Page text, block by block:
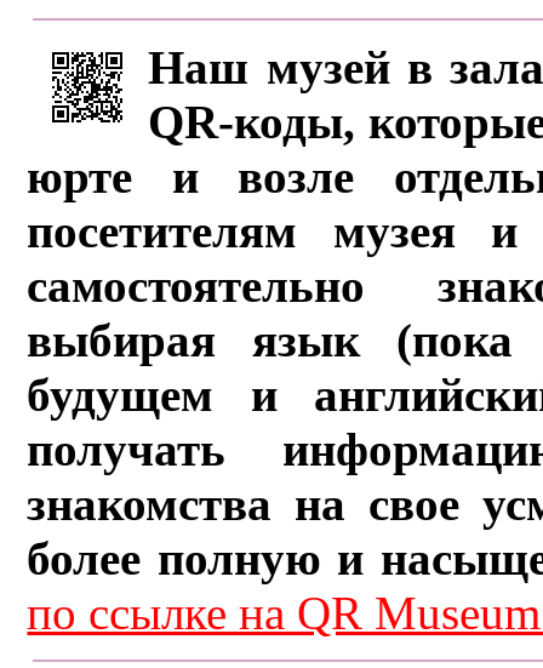
Наш музей в
QR-коды,
юрте и возле
посетителям музея и
самостоятельно
выбирая язык (пока
будущем и
получать
знакомства на свое
более полную и
по ссылке на QR